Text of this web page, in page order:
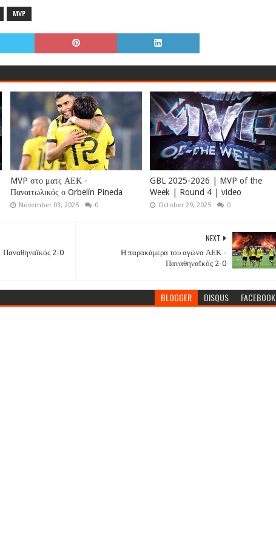
MVP
MVP στο ματς ΑΕΚ -
Παναιτωλικός ο Orbelín Pineda
November 03, 2025 0
GBL 2025-2026 | MVP of the
Week | Round 4 | video
October 29, 2025 0
NEXT
Η παρακάμερα του αγώνα ΑΕΚ -
Παναθηναϊκός 2-0
2-0
BLOGGER DISQUS FACEBOOK